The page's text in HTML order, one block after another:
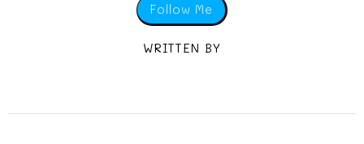
Follow Me
WRITTEN BY